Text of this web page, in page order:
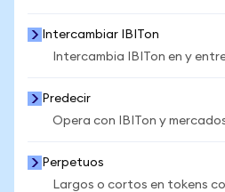
Intercambiar IBITon
Intercambia IBITon en y
Predecir
Opera con IBITon y
Perpetuos
Largos o cortos en tokens